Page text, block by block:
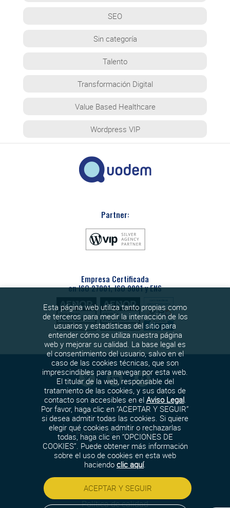
SEO
Sin categoría
Talento
Transformación Digital
Value Based Healthcare
Wordpress VIP
Partner:
Empresa Certificada
en ISO 27001, ISO 9001 y ENS
Política de cookies
Política de Privacidad
Aviso legal
Política de seguridad
Política de calidad
Esta página web utiliza tanto propias como
de terceros para medir la interacción de los
usuarios y estadísticas del sitio para
entender cómo se utiliza nuestra página
web y mejorar su calidad. La base legal es
el consentimiento del usuario, salvo en el
caso de las cookies técnicas, que son
imprescindibles para navegar por esta web.
El titular de la web, responsable del
tratamiento de las cookies, y sus datos de
contacto son accesibles en el Aviso Legal.
Por favor, haga clic en “ACEPTAR Y SEGUIR”
si desea admitir todas las cookies. Si quiere
elegir qué cookies admitir o rechazarlas
todas, haga clic en “OPCIONES DE
COOKIES”. Puede obtener más información
sobre el uso de cookies en esta web
haciendo clic aquí.
ACEPTAR Y SEGUIR